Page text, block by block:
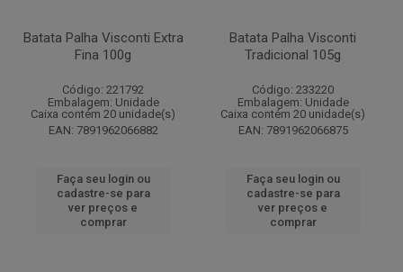
Batata Palha Visconti Extra
Fina 100g
Código: 221792
Embalagem: Unidade
Caixa contém 20 unidade(s)
EAN: 7891962066882
Faça seu login ou
cadastre-se para
ver preços e
comprar
Batata Palha Visconti
Tradicional 105g
Código: 233220
Embalagem: Unidade
Caixa contém 20 unidade(s)
EAN: 7891962066875
Faça seu login ou
cadastre-se para
ver preços e
comprar